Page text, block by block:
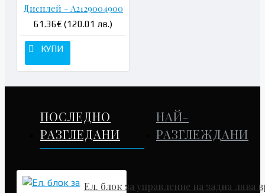
Дисплей - A2129004900
61.36€ (120.01 лв.)
КУПИ
ПОСЛЕДНО
РАЗГЛЕДАНИ
НАЙ-
РАЗГЛЕЖДАНИ
Ел. блок за управление на задна лява